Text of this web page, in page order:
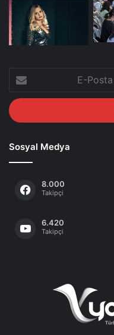
Posta
adresinizi
giriniz
Sosyal Medya
8.000
Takipçi
6.420
Takipçi